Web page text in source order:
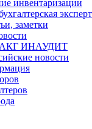
инвентаризации
заметки
АКГ ИНАУДИТ
новости